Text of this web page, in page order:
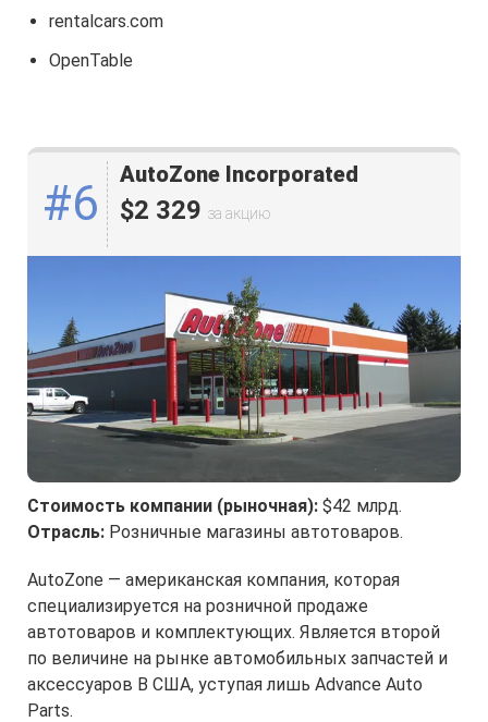
rentalcars.com
OpenTable
#6
AutoZone Incorporated
$2 329 за акцию
Стоимость компании (рыночная): $42 млрд.
Отрасль: Розничные магазины автотоваров.
AutoZone — американская компания, которая
специализируется на розничной продаже
автотоваров и комплектующих. Является второй
по величине на рынке автомобильных запчастей и
аксессуаров В США, уступая лишь Advance Auto
Parts.